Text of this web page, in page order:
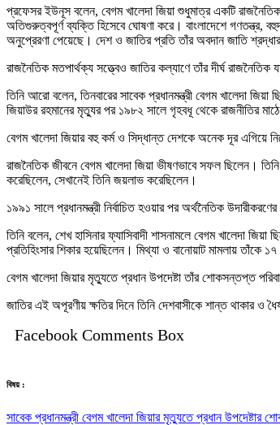
প্রফেসর ইউনূস বলেন, বেগম খালেদা জিয়া শুধুমাত্র একটি রাজনৈতিক
অতিগুরুত্বপূর্ণ ব্যক্তি হিসেবে ঘোষণা করে। বাংলাদেশে গণতন্ত্র,
অনুপ্রেরণা পেয়েছে। দেশ ও জাতির প্রতি তাঁর অবদান জাতি
রাজনৈতিক মতপার্থক্য সত্ত্বেও জাতির কল্যাণে তাঁর দীর্ঘ
তিনি আরো বলেন, তিনবারের সাবেক প্রধানমন্ত্রী বেগম খালেদা জিয়া
জিয়াউর রহমানের মৃত্যুর পর ১৯৮২ সালে গৃহবধূ থেকে রাজনীতির
বেগম খালেদা জিয়ার বহু কর্ম ও সিদ্ধান্ত দেশকে অনেক দূর এগিয়ে
রাজনৈতিক জীবনে বেগম খালেদা জিয়া ভীষণভাবে সফল ছিলেন।
করেছিলেন, সেখানেই তিনি জয়লাভ করেছিলেন।
১৯৯১ সালে প্রধানমন্ত্রী নির্বাচিত হওয়ার পর অর্থনৈতিক
তিনি বলেন, শেখ হাসিনার ফ্যাসিবাদী শাসনামলে বেগম খালেদা
প্রতিহিংসার শিকার হয়েছিলেন। মিথ্যা ও বানোয়াট মামলায় তাঁকে
বেগম খালেদা জিয়ার মৃত্যুতে প্রধান উপদেষ্টা তাঁর শোকসন্তপ্ত
জাতির এই অপূরণীয় ক্ষতির দিনে তিনি দেশবাসীকে শান্ত থাকার ও
Facebook Comments Box
বিষয় :
সাবেক প্রধানমন্ত্রী বেগম খালেদা জিয়ার মৃত্যুতে প্রধান উপদেষ্টার